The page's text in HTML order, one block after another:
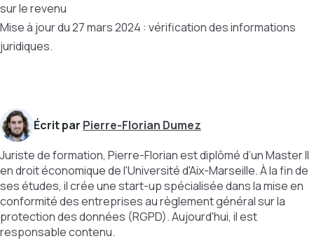
sur le revenu
Mise à jour du 27 mars 2024 : vérification des informations
juridiques.
Écrit par Pierre-Florian Dumez
Juriste de formation, Pierre-Florian est diplômé d’un Master II
en droit économique de l'Université d'Aix-Marseille. À la fin de
ses études, il crée une start-up spécialisée dans la mise en
conformité des entreprises au règlement général sur la
protection des données (RGPD). Aujourd'hui, il est
responsable contenu.